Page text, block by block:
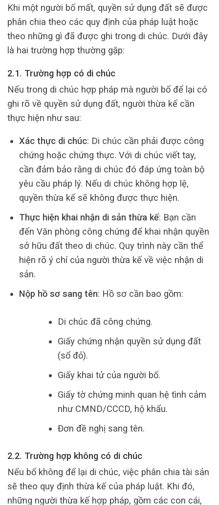
Khi một người bố mất, quyền sử dụng đất sẽ được
phân chia theo các quy định của pháp luật hoặc
theo những gì đã được ghi trong di chúc. Dưới đây
là hai trường hợp thường gặp:
2.1. Trường hợp có di chúc
Nếu trong di chúc hợp pháp mà người bố để lại có
ghi rõ về quyền sử dụng đất, người thừa kế cần
thực hiện như sau:
Xác thực di chúc: Di chúc cần phải được công
chứng hoặc chứng thực. Với di chúc viết tay,
cần đảm bảo rằng di chúc đó đáp ứng toàn bộ
yêu cầu pháp lý. Nếu di chúc không hợp lệ,
quyền thừa kế sẽ không được thực hiện.
Thực hiện khai nhận di sản thừa kế: Bạn cần
đến Văn phòng công chứng để khai nhận quyền
sở hữu đất theo di chúc. Quy trình này cần thể
hiện rõ ý chí của người thừa kế về việc nhận di
sản.
Nộp hồ sơ sang tên: Hồ sơ cần bao gồm:
Di chúc đã công chứng.
Giấy chứng nhận quyền sử dụng đất
(sổ đỏ).
Giấy khai tử của người bố.
Giấy tờ chứng minh quan hệ tình cảm
như CMND/CCCD, hộ khẩu.
Đơn đề nghị sang tên.
2.2. Trường hợp không có di chúc
Nếu bố không để lại di chúc, việc phân chia tài sản
sẽ theo quy định thừa kế của pháp luật. Khi đó,
những người thừa kế hợp pháp, gồm các con cái,